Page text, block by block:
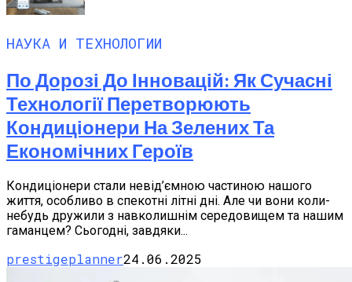
НАУКА И ТЕХНОЛОГИИ
По Дорозі До Інновацій: Як Сучасні
Технології Перетворюють
Кондиціонери На Зелених Та
Економічних Героїв
Кондиціонери стали невід’ємною частиною нашого
життя, особливо в спекотні літні дні. Але чи вони коли-
небудь дружили з навколишнім середовищем та нашим
гаманцем? Сьогодні, завдяки...
prestigeplanner24.06.2025